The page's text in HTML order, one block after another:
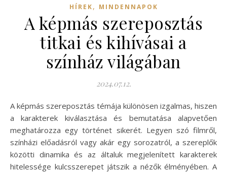
HÍREK, MINDENNAPOK
A képmás szereposztás
titkai és kihívásai a
színház világában
2024.07.12.
A képmás szereposztás témája különösen izgalmas, hiszen
a karakterek kiválasztása és bemutatása alapvetően
meghatározza egy történet sikerét. Legyen szó filmről,
színházi előadásról vagy akár egy sorozatról, a szereplők
közötti dinamika és az általuk megjelenített karakterek
hitelessége kulcsszerepet játszik a nézők élményében. A